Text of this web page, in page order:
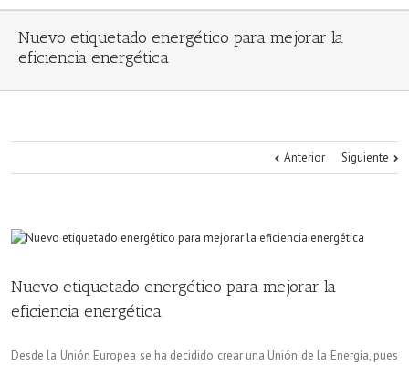
Nuevo etiquetado energético para mejorar la
eficiencia energética
Anterior Siguiente
Nuevo etiquetado energético para mejorar la
eficiencia energética
Desde la Unión Europea se ha decidido crear una Unión de la Energía, pues